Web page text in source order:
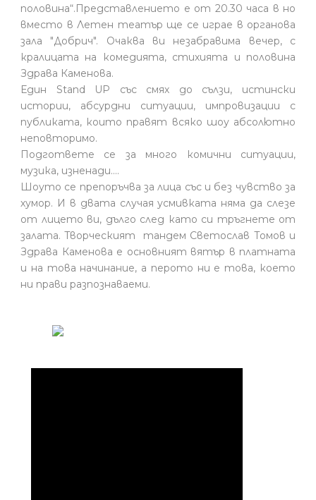
половина“.Представлението е от 20.30 часа в но
вместо в Летен театър ще се играе в органова
зала "Добрич". Очаква ви незабравима вечер, с
кралицата на комедията, стихията и половина
Здрава Каменова.
Един Stand UP със смях до сълзи, истински
истории, абсурдни ситуации, импровизации с
публиката, които правят всяко шоу абсолютно
неповторимо.
Подгответе се за много комични ситуации,
музика, изненади….
Шоуто се препоръчва за лица със и без чувство за
хумор. И в двата случая усмивката няма да слезе
от лицето ви, дълго след като си тръгнете от
залата. Творческият тандем Светослав Томов и
Здрава Каменова е основният вятър в платната
и на това начинание, а перото ни е това, което
ни прави разпознаваеми.